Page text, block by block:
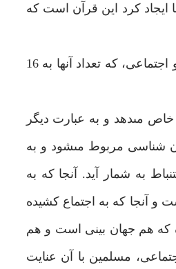
كرد اين قرآن است كه
بيشترين آيات مربوط به عدل، درباره عدل جمعى و گروهى است، اعم از خانوادگى، سياسى قضايى و اجتماعى، كه تعداد آن‏ها به 16
مى‏دهد و به عبارت ديگر
شناسى مربوط مى‏شود و به
به شمار آيد. آنجا كه به
و آنجا كه به اجتماع كشيده
كه هم جهان بينى است و هم
مسلمين با آن عنايت